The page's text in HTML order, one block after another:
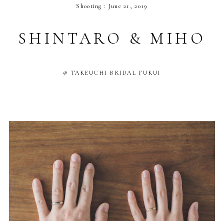
Shooting : June 21, 2019
SHINTARO & MIHO
@ TAKEUCHI BRIDAL FUKUI